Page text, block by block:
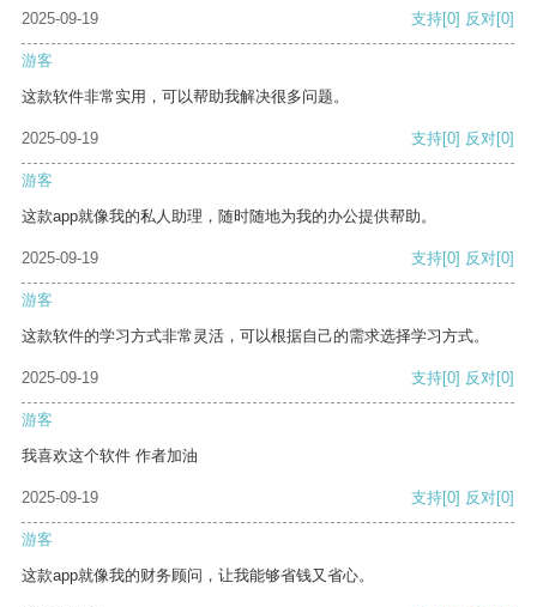
2025-09-19 支持[0] 反对[0]
游客
这款软件非常实用，可以帮助我解决很多问题。
2025-09-19 支持[0] 反对[0]
游客
这款app就像我的私人助理，随时随地为我的办公提供帮助。
2025-09-19 支持[0] 反对[0]
游客
这款软件的学习方式非常灵活，可以根据自己的需求选择学习方式。
2025-09-19 支持[0] 反对[0]
游客
我喜欢这个软件 作者加油
2025-09-19 支持[0] 反对[0]
游客
这款app就像我的财务顾问，让我能够省钱又省心。